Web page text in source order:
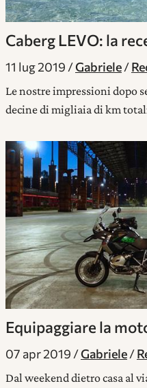
Caberg LEVO: la
11 lug 2019 Gabriele
Le nostre impressioni dopo
decine di migliaia di km
Equipaggiare la
07 apr 2019 Gabriele
Dal weekend dietro casa al